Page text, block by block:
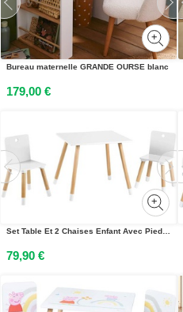
Bureau maternelle GRANDE OURSE blanc
179,00 €
Set Table Et 2 Chaises Enfant Avec Pieds En Bois Massif Blanc Et Naturel
79,90 €